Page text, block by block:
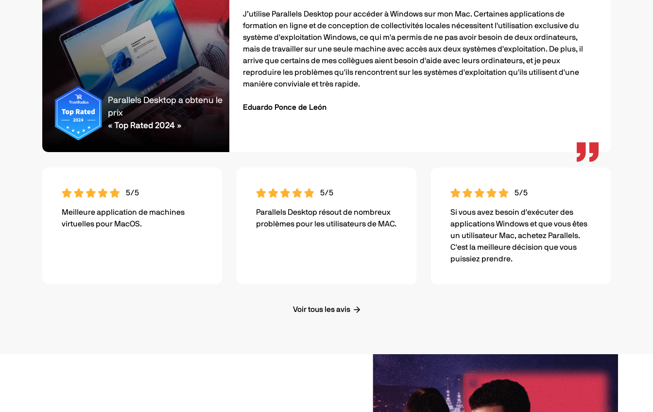
Parallels Desktop a obtenu le
prix
« Top Rated 2024 »
J’utilise Parallels Desktop pour accéder à Windows sur mon Mac. Certaines applications de
formation en ligne et de conception de collectivités locales nécessitent l'utilisation exclusive du
système d'exploitation Windows, ce qui m'a permis de ne pas avoir besoin de deux ordinateurs,
mais de travailler sur une seule machine avec accès aux deux systèmes d'exploitation. De plus, il
arrive que certains de mes collègues aient besoin d'aide avec leurs ordinateurs, et je peux
reproduire les problèmes qu'ils rencontrent sur les systèmes d'exploitation qu'ils utilisent d'une
manière conviviale et très rapide.
Eduardo Ponce de León
5/5
Meilleure application de machines
virtuelles pour MacOS.
5/5
Parallels Desktop résout de nombreux
problèmes pour les utilisateurs de MAC.
5/5
Si vous avez besoin d'exécuter des
applications Windows et que vous êtes
un utilisateur Mac, achetez Parallels.
C'est la meilleure décision que vous
puissiez prendre.
Voir tous les avis